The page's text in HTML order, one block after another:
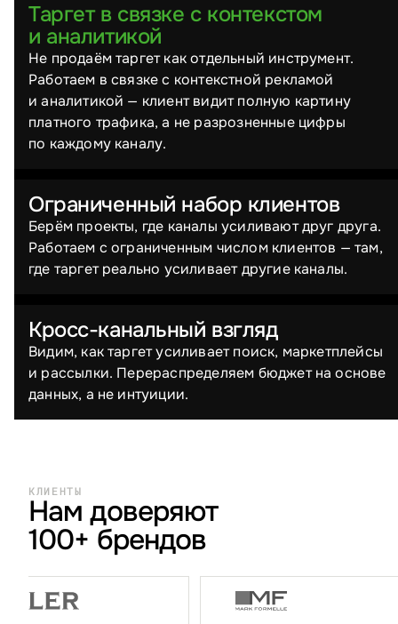
Таргет в связке с контекстом
и аналитикой
Не продаём таргет как отдельный инструмент.
Работаем в связке с контекстной рекламой
и аналитикой — клиент видит полную картину
платного трафика, а не разрозненные цифры
по каждому каналу.
Ограниченный набор клиентов
Берём проекты, где каналы усиливают друг друга.
Работаем с ограниченным числом клиентов — там,
где таргет реально усиливает другие каналы.
Кросс-канальный взгляд
Видим, как таргет усиливает поиск, маркетплейсы
и рассылки. Перераспределяем бюджет на основе
данных, а не интуиции.
КЛИЕНТЫ
Нам доверяют
100+ брендов